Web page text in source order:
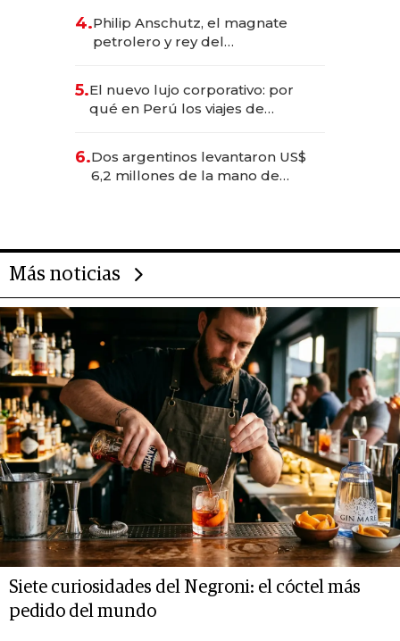
4.Philip Anschutz, el magnate
petrolero y rey del
Fénix
5.El nuevo lujo corporativo: por
qué en Perú los viajes de
para convertirse en experiencias
transformadoras
6.Dos argentinos levantaron US$
6,2 millones de la mano de
Más noticias
Siete curiosidades del Negroni: el cóctel más
pedido del mundo